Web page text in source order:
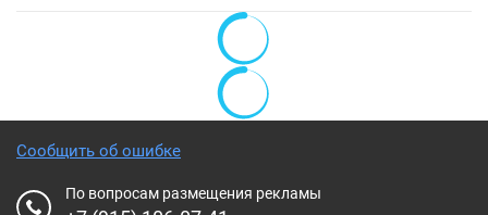
Сообщить об ошибке
По вопросам размещения рекламы